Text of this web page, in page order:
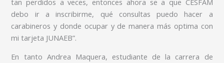
debo ir a inscribirme, qué consultas puedo hacer a
carabineros y donde ocupar y de manera más optima con
mi tarjeta JUNAEB”.
En tanto Andrea Maquera, estudiante de la carrera de